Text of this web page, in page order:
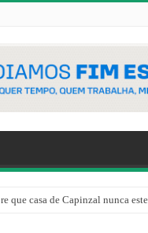
que casa de Capinzal nunca